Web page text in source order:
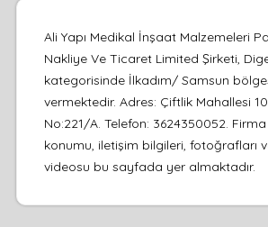
Ali Yapı Medikal İnşaat Malzemeleri
Nakliye Ve Ticaret Limited Şirketi,
kategorisinde İlkadım/ Samsun
vermektedir. Adres: Çiftlik Mahallesi
No:221/A. Telefon: 3624350052.
konumu, iletişim bilgileri, fotoğrafları
videosu bu sayfada yer almaktadır.